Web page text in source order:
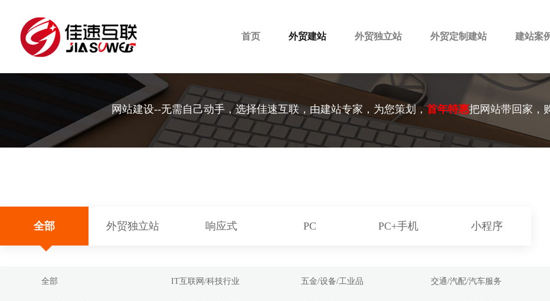
首页 外贸建站 外贸独立站 外贸定制建站 建站案
网站建设--无需自己动手，选择佳速互联，由建站专家，为您策划，首年特惠把网站带回家，
全部 外贸独立站 响应式 PC PC+手机 小程序
全部 IT互联网/科技行业 五金/设备/工业品 交通/汽配/汽车服务